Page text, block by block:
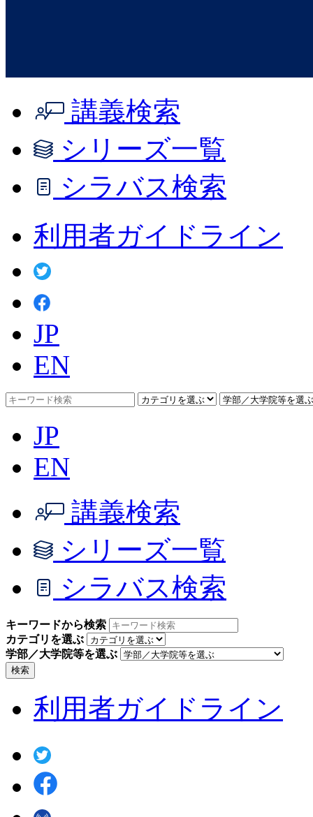
講義検索
シリーズ一覧
シラバス検索
利用者ガイドライン
JP
EN
JP
EN
講義検索
シリーズ一覧
シラバス検索
キーワードから検索
カテゴリを選ぶ
学部／大学院等を選ぶ
検索
利用者ガイドライン